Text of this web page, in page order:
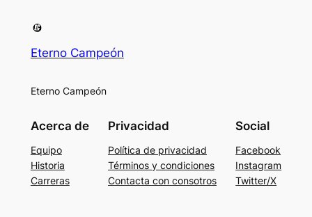
Eterno Campeón
Eterno Campeón
Acerca de
Equipo
Historia
Carreras
Privacidad
Política de privacidad
Términos y condiciones
Contacta con consotros
Social
Facebook
Instagram
Twitter/X